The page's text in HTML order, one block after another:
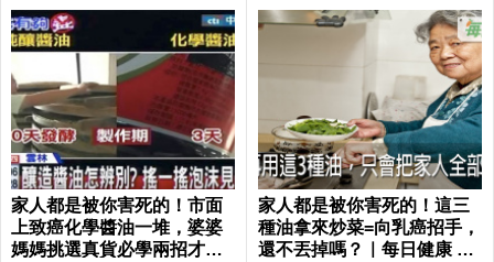
家人都是被你害死的！市面
上致癌化學醬油一堆，婆婆
媽媽挑選真貨必學兩招才吃
家人都是被你害死的！這三
種油拿來炒菜=向乳癌招手，
還不丟掉嗎？｜每日健康 He